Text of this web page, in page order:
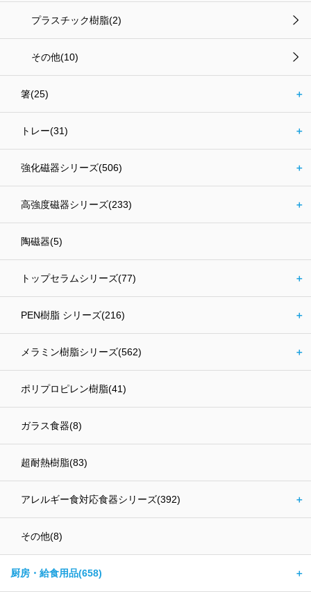
プラスチック樹脂(2)
その他(10)
箸(25) ＋
トレー(31) ＋
強化磁器シリーズ(506) ＋
高強度磁器シリーズ(233) ＋
陶磁器(5)
トップセラムシリーズ(77) ＋
PEN樹脂 シリーズ(216) ＋
メラミン樹脂シリーズ(562) ＋
ポリプロピレン樹脂(41)
ガラス食器(8)
超耐熱樹脂(83)
アレルギー食対応食器シリーズ(392) ＋
その他(8)
厨房・給食用品(658) ＋